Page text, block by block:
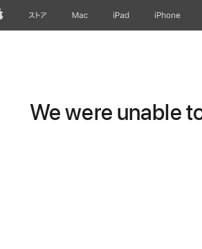
Appleストア Mac iPad iPhone
We were unable